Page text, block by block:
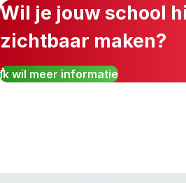
Wil je jouw school
zichtbaar maken?
Ik wil meer informatie